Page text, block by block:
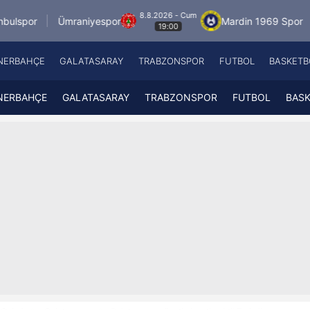
Ümraniyespor
8.8.2026 - Cum
19:00
Mardin 1969 Spor Özbelsan
Fenerbahçe
Galatasaray
A
GALATASARAY TRABZONSPOR FUTBOL
GALATASARAY TRABZONSPOR FUTBOL